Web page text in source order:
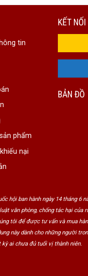
tin
phẩm
nại
KẾT
BẢN ĐỒ
hội ban hành ngày 14 tháng 6
văn phòng, chống tác hại của
tôi để được tư vấn và mua
này dành cho những người
ai chưa đủ tuổi vị thành niên.